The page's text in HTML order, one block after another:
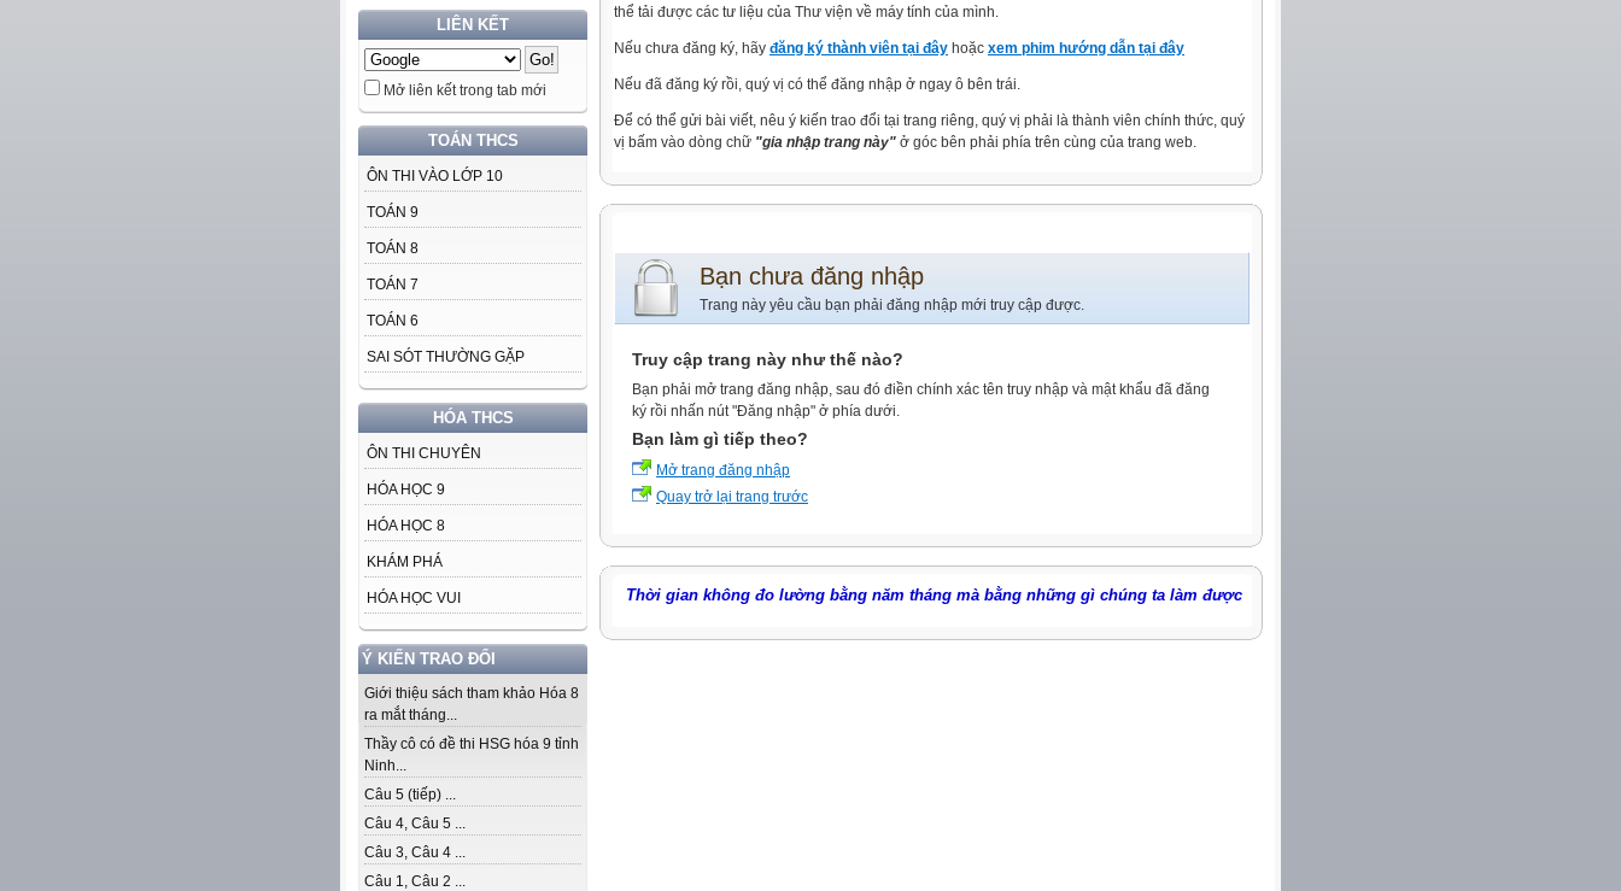
LIÊN KẾT
Mở liên kết trong tab mới
TOÁN THCS
ÔN THI VÀO LỚP 10
TOÁN 9
TOÁN 8
TOÁN 7
TOÁN 6
SAI SÓT THƯỜNG GẶP
HÓA THCS
ÔN THI CHUYÊN
HÓA HỌC 9
HÓA HỌC 8
KHÁM PHÁ
HÓA HỌC VUI
Ý KIẾN TRAO ĐỔI
Giới thiệu sách tham khảo Hóa 8
ra mắt tháng...
Thầy cô có đề thi HSG hóa 9 tỉnh
Ninh...
Câu 5 (tiếp) ...
Câu 4, Câu 5 ...
Câu 3, Câu 4 ...
Câu 1, Câu 2 ...
thể tải được các tư liệu của Thư viện về máy tính của mình.
Nếu chưa đăng ký, hãy đăng ký thành viên tại đây hoặc xem phim hướng dẫn tại đây
Nếu đã đăng ký rồi, quý vị có thể đăng nhập ở ngay ô bên trái.
Để có thể gửi bài viết, nêu ý kiến trao đổi tại trang riêng, quý vị phải là thành viên chính thức, quý
vị bấm vào dòng chữ "gia nhập trang này" ở góc bên phải phía trên cùng của trang web.
Bạn chưa đăng nhập
Trang này yêu cầu bạn phải đăng nhập mới truy cập được.
Truy cập trang này như thế nào?
Bạn phải mở trang đăng nhập, sau đó điền chính xác tên truy nhập và mật khẩu đã đăng
ký rồi nhấn nút "Đăng nhập" ở phía dưới.
Bạn làm gì tiếp theo?
Mở trang đăng nhập
Quay trở lại trang trước
Thời gian không đo lường bằng năm tháng mà bằng những gì chúng ta làm được